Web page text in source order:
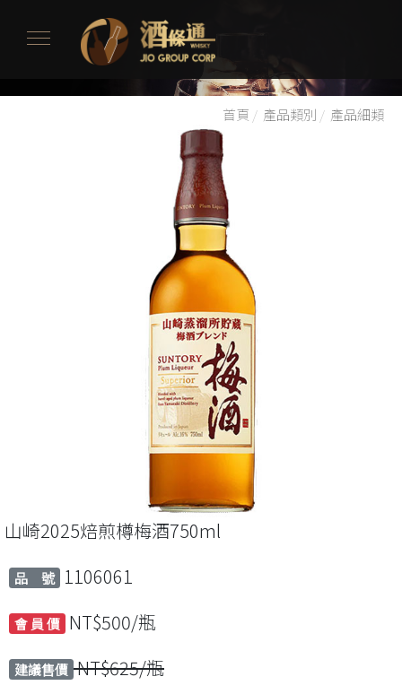
首頁 / 產品類別 / 產品細類
山崎2025焙煎樽梅酒750ml
品 號 1106061
會 員 價 NT$500/瓶
建議售價 NT$625/瓶